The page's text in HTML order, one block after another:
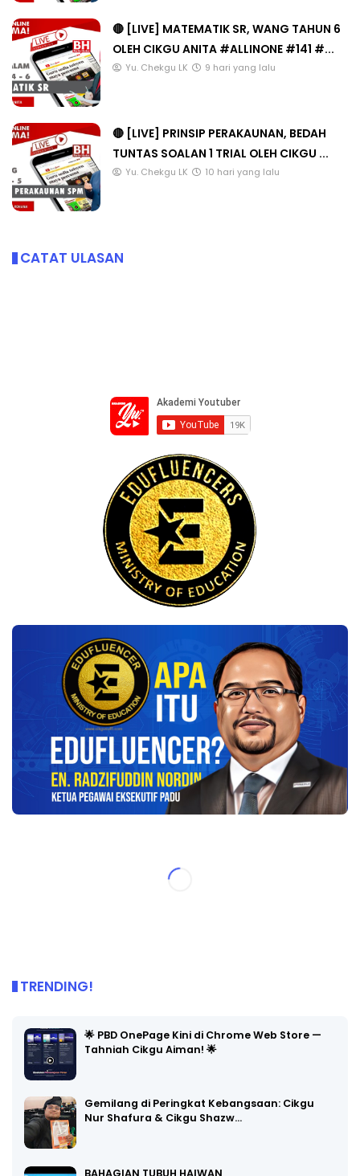
🔴 [LIVE] MATEMATIK SR, WANG TAHUN 6
OLEH CIKGU ANITA #ALLINONE #141 #...
Yu. Chekgu LK 9 hari yang lalu
🔴 [LIVE] PRINSIP PERAKAUNAN, BEDAH
TUNTAS SOALAN 1 TRIAL OLEH CIKGU ...
Yu. Chekgu LK 10 hari yang lalu
CATAT ULASAN
TRENDING!
🌟 PBD OnePage Kini di Chrome Web Store —
Tahniah Cikgu Aiman! 🌟
Gemilang di Peringkat Kebangsaan: Cikgu
Nur Shafura & Cikgu Shazw…
BAHAGIAN TUBUH HAIWAN